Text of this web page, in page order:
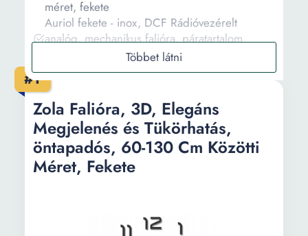
#1
Zola Falióra, 3D, Elegáns
Megjelenés és Tükörhatás,
öntapadós, 60-130 Cm Közötti
Méret, Fekete
méret, fekete
Auriol fekete - inox, DCF Rádióvezérelt
analóg, mechanikus falióra, páratartalom
mérővel és hőmérővel
Merion 3878-4 Merion ingával szerelt falióra
Dekor órá, Tulup, Város feszültség , 30x30 cm
Dekor órá, Tulup, Város feszültség , 30fi cm
Információ
Vásárlási útmutató